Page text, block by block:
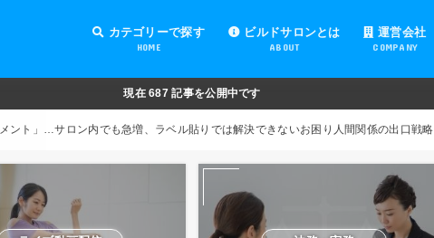
カテゴリーで探す
HOME
オンラインサロンの運営
オンラインサロンの集客
オンラインサロンの紹介
オンラインサロンの活用
法務・実務
ライブ動画配信
動画制作・編集
セキュリティ対策
Facebook運営
会費設定
オンラインサロンの開設準備
道具・機材紹介と解説
NFT
ビルドサロンとは
ABOUT
運営会社
COMPANY
現在687 記事を公開中です
ント」…サロン内でも急増、ラベル貼りでは解決できないお困り人間関係の出口戦略